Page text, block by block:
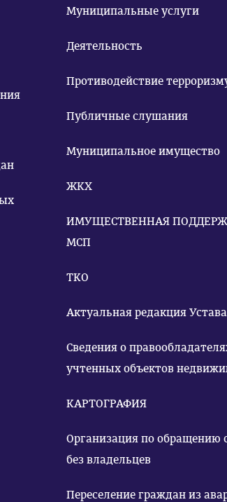
Муниципальные услуги
Деятельность
Противодействие
Публичные слушания
Муниципальное имущество
ЖКХ
ИМУЩЕСТВЕННАЯ
МСП
ТКО
Актуальная редакция Устава
Сведения о
учтенных объектов
КАРТОГРАФИЯ
Организация по
без владельцев
Переселение граждан из